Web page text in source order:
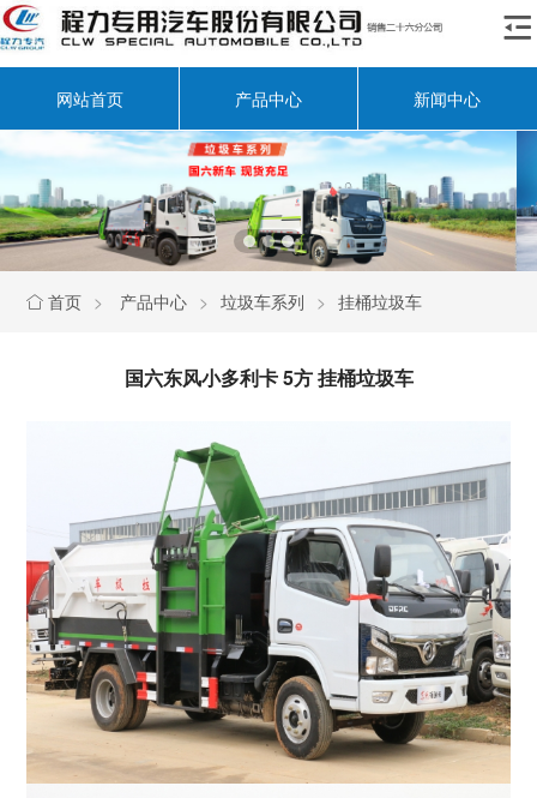

网站首页 产品中心 新闻中心
 首页 > 产品中心 > 垃圾车系列 > 挂桶垃圾车
国六东风小多利卡 5方 挂桶垃圾车